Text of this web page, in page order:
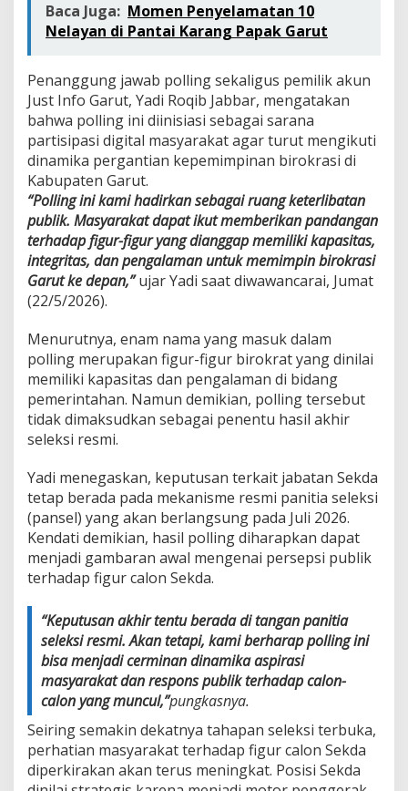
Baca Juga: Momen Penyelamatan 10
Nelayan di Pantai Karang Papak Garut
Penanggung jawab polling sekaligus pemilik akun
Just Info Garut, Yadi Roqib Jabbar, mengatakan
bahwa polling ini diinisiasi sebagai sarana
partisipasi digital masyarakat agar turut mengikuti
dinamika pergantian kepemimpinan birokrasi di
Kabupaten Garut.
“Polling ini kami hadirkan sebagai ruang keterlibatan
publik. Masyarakat dapat ikut memberikan pandangan
terhadap figur-figur yang dianggap memiliki kapasitas,
integritas, dan pengalaman untuk memimpin birokrasi
Garut ke depan,” ujar Yadi saat diwawancarai, Jumat
(22/5/2026).
Menurutnya, enam nama yang masuk dalam
polling merupakan figur-figur birokrat yang dinilai
memiliki kapasitas dan pengalaman di bidang
pemerintahan. Namun demikian, polling tersebut
tidak dimaksudkan sebagai penentu hasil akhir
seleksi resmi.
Yadi menegaskan, keputusan terkait jabatan Sekda
tetap berada pada mekanisme resmi panitia seleksi
(pansel) yang akan berlangsung pada Juli 2026.
Kendati demikian, hasil polling diharapkan dapat
menjadi gambaran awal mengenai persepsi publik
terhadap figur calon Sekda.
“Keputusan akhir tentu berada di tangan panitia
seleksi resmi. Akan tetapi, kami berharap polling ini
bisa menjadi cerminan dinamika aspirasi
masyarakat dan respons publik terhadap calon-
calon yang muncul,”pungkasnya.
Seiring semakin dekatnya tahapan seleksi terbuka,
perhatian masyarakat terhadap figur calon Sekda
diperkirakan akan terus meningkat. Posisi Sekda